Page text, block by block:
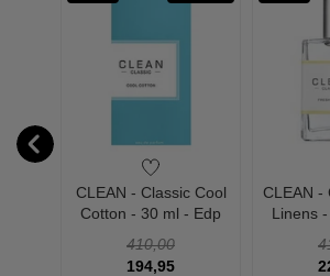
CLEAN - Classic Cool
Cotton - 30 ml - Edp
410,00
194,95
CLEAN -
Linens